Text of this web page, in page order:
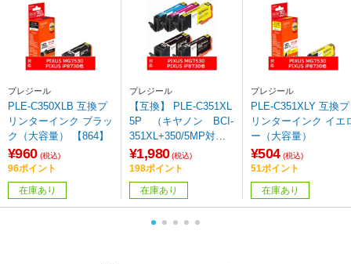
プレジール
PLE-C350XLB 互換プ
リンターインク ブラッ
ク（大容量） 【864】
¥960 (税込)
96ポイント
在庫あり
プレジール
【互換】 PLE-C351XL
5P （キヤノン BCI-
351XL+350/5MP対応/
互換インクカートリッ
ジ/5色BOXパック）
【864】
¥1,980 (税込)
198ポイント
在庫あり
プレジール
PLE-C351XLY 互換プ
リンターインク イエ
ー（大容量）
¥504 (税込)
51ポイント
在庫あり